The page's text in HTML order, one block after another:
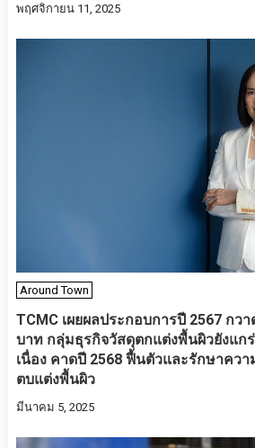
พฤศจิกายน 11, 2025
Around Town
TCMC เผยผลประกอบการปี 2567 กว
บาท กลุ่มธุรกิจวัสดุตกแต่งพื้นผิวยังแก
เนื่อง คาดปี 2568 ฟื้นตัวและรักษาคว
ตบแต่งพื้นผิว
มีนาคม 5, 2025